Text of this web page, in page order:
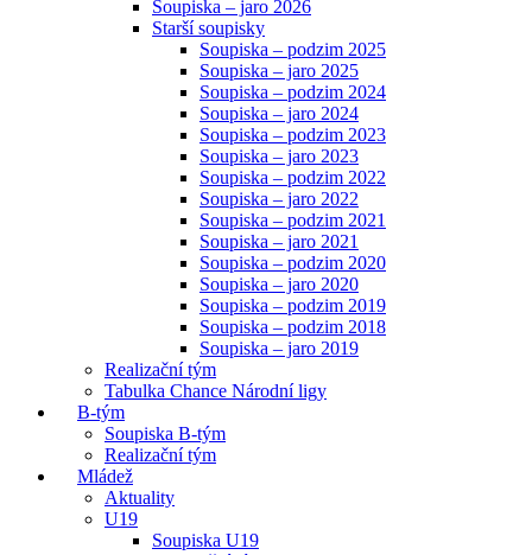
Soupiska – jaro 2026
Starší soupisky
Soupiska – podzim 2025
Soupiska – jaro 2025
Soupiska – podzim 2024
Soupiska – jaro 2024
Soupiska – podzim 2023
Soupiska – jaro 2023
Soupiska – podzim 2022
Soupiska – jaro 2022
Soupiska – podzim 2021
Soupiska – jaro 2021
Soupiska – podzim 2020
Soupiska – jaro 2020
Soupiska – podzim 2019
Soupiska – podzim 2018
Soupiska – jaro 2019
Realizační tým
Tabulka Chance Národní ligy
B-tým
Soupiska B-tým
Realizační tým
Mládež
Aktuality
U19
Soupiska U19